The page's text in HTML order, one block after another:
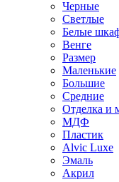
Черные
Светлые
Белые
Венге
Размер
Маленькие
Большие
Средние
Отделка и
МДФ
Пластик
Alvic Luxe
Эмаль
Акрил